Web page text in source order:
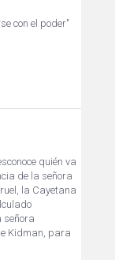
con el poder"
quién va
de la señora
la Cayetana
señora
Kidman, para